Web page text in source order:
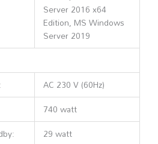
Server 2016 x64
Edition, MS Windows
Server 2019
AC 230 V (60Hz)
740 watt
29 watt